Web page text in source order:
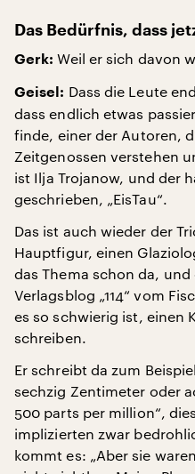
Das Bedürfnis, dass
Gerk: Weil er sich davon
Geisel: Dass die Leute
dass endlich etwas
finde, einer der Autoren,
Zeitgenossen verstehen
ist Ilja Trojanow, und der
geschrieben, „EisTau“.
Das ist auch wieder der
Hauptfigur, einen
das Thema schon da,
Verlagsblog „114“ vom
es so schwierig ist, einen
schreiben.
Er schreibt da zum
sechzig Zentimeter oder
500 parts per million“,
implizierten zwar
kommt es: „Aber sie